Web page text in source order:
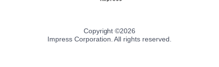
Copyright ©2026
Impress Corporation. All rights reserved.